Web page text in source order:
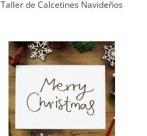
Taller de Calcetines Navideños